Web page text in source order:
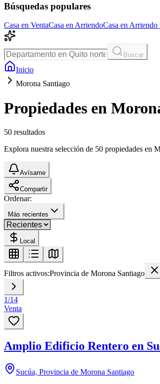
Búsquedas populares
Casa en VentaCasa en ArriendoCasa en Arriendo
Buscar
Inicio
Morona Santiago
Propiedades en
50 resultados
Explora nuestra selección de 50 propiedades en
Avísame
Compartir
Ordenar:
Más recientes
Local
Filtros activos:Provincia de Morona Santiago
1/14
Venta
Amplio Edificio Rentero en
Sucúa, Provincia de Morona Santiago